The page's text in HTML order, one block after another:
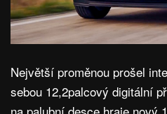
Největší proměnou prošel
sebou 12,2palcový digitální